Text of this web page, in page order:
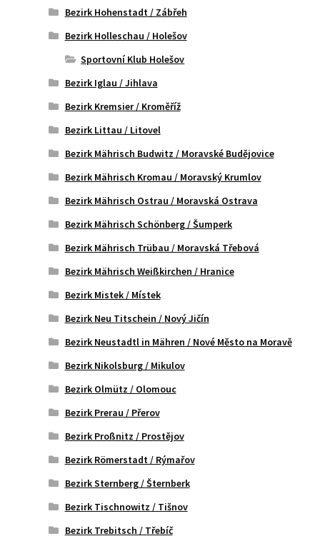
Bezirk Hohenstadt / Zábřeh
Bezirk Holleschau / Holešov
Sportovní Klub Holešov
Bezirk Iglau / Jihlava
Bezirk Kremsier / Kroměříž
Bezirk Littau / Litovel
Bezirk Mährisch Budwitz / Moravské Budějovice
Bezirk Mährisch Kromau / Moravský Krumlov
Bezirk Mährisch Ostrau / Moravská Ostrava
Bezirk Mährisch Schönberg / Šumperk
Bezirk Mährisch Trübau / Moravská Třebová
Bezirk Mährisch Weißkirchen / Hranice
Bezirk Mistek / Místek
Bezirk Neu Titschein / Nový Jičín
Bezirk Neustadtl in Mähren / Nové Město na Moravě
Bezirk Nikolsburg / Mikulov
Bezirk Olmütz / Olomouc
Bezirk Prerau / Přerov
Bezirk Proßnitz / Prostějov
Bezirk Römerstadt / Rýmařov
Bezirk Sternberg / Šternberk
Bezirk Tischnowitz / Tišnov
Bezirk Trebitsch / Třebíč